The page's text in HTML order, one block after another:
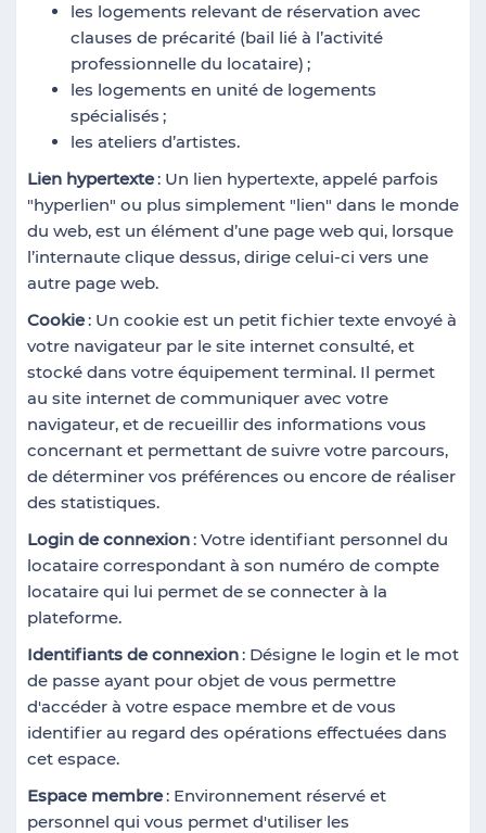
les logements relevant de réservation avec
clauses de précarité (bail lié à l’activité
professionnelle du locataire) ;
les logements en unité de logements
spécialisés ;
les ateliers d’artistes.
Lien hypertexte: Un lien hypertexte, appelé parfois
"hyperlien" ou plus simplement "lien" dans le monde
du web, est un élément d’une page web qui, lorsque
l’internaute clique dessus, dirige celui-ci vers une
autre page web.
Cookie: Un cookie est un petit fichier texte envoyé à
votre navigateur par le site internet consulté, et
stocké dans votre équipement terminal. Il permet
au site internet de communiquer avec votre
navigateur, et de recueillir des informations vous
concernant et permettant de suivre votre parcours,
de déterminer vos préférences ou encore de réaliser
des statistiques.
Login de connexion: Votre identifiant personnel du
locataire correspondant à son numéro de compte
locataire qui lui permet de se connecter à la
plateforme.
Identifiants de connexion: Désigne le login et le mot
de passe ayant pour objet de vous permettre
d'accéder à votre espace membre et de vous
identifier au regard des opérations effectuées dans
cet espace.
Espace membre: Environnement réservé et
personnel qui vous permet d'utiliser les